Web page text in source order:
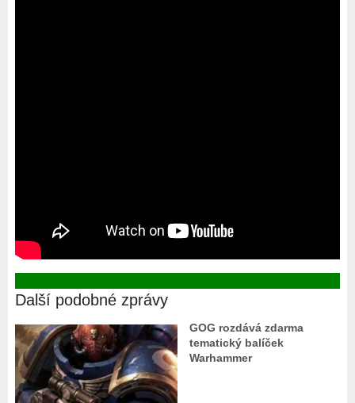
Další podobné zprávy
GOG rozdává zdarma
tematický balíček
Warhammer